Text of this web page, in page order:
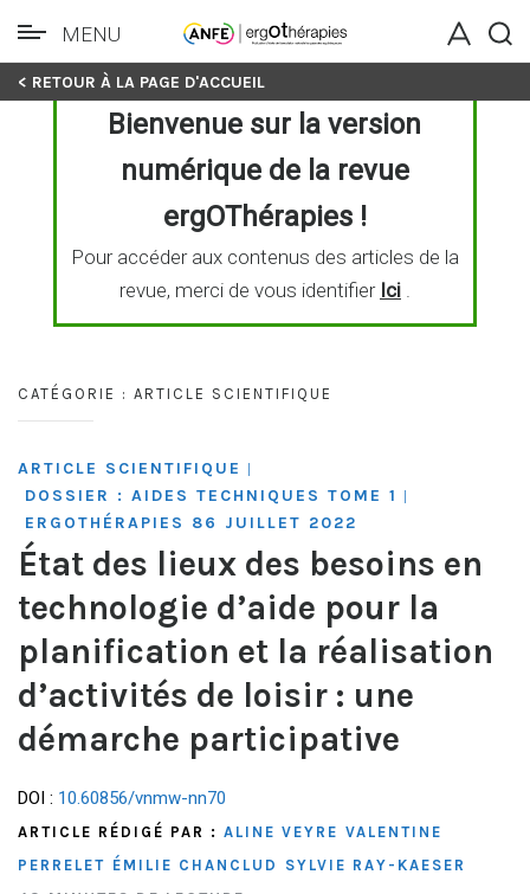
Skip
MENU
< RETOUR À LA PAGE D'ACCUEIL
Bienvenue sur la version
numérique de la revue
ergOThérapies !
Pour accéder aux contenus des articles de la
revue, merci de vous identifier Ici.
CATÉGORIE : ARTICLE SCIENTIFIQUE
ARTICLE SCIENTIFIQUE |
DOSSIER : AIDES TECHNIQUES TOME 1 |
ERGOTHÉRAPIES 86 JUILLET 2022
État des lieux des besoins en
technologie d’aide pour la
planification et la réalisation
d’activités de loisir : une
démarche participative
DOI : 10.60856/vnmw-nn70
ARTICLE RÉDIGÉ PAR : ALINE VEYRE VALENTINE
PERRELET ÉMILIE CHANCLUD
SYLVIE RAY-KAESER